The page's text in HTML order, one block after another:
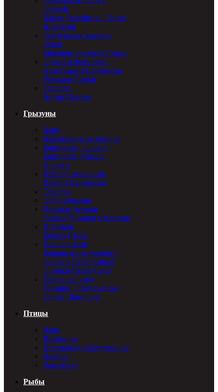
клещей
Капли Ошейники Спреи
Шампуни
Средства от запаха и
пятен
Моющие средства Спреи
Сумки и переноски
Автогамаки Переноски
Рюкзаки Сумки
Туалеты
Лотки Пакеты
Грызуны
Корм
Лакомства и витамины
Кормушки, поилки
Кормушки Миски
Поилки
Клетки, переноски
Клетки Переноски
Туалеты
Оборудование
Домики, лежаки
Гамаки Домики Кроватки
Игрушки
Колеса Шары
Наполнители
Коврик из пенькового
волокна Кукурузный
Опилки Песок Сено
Гигиена и уход
Груминг Дезодоранты
Спреи Шампуни
Птицы
Корм
Витамины
Игрушки и оборудование
Клетки
Лакомства
Рыбы